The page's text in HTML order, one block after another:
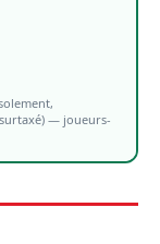
surtaxé) — joueurs-